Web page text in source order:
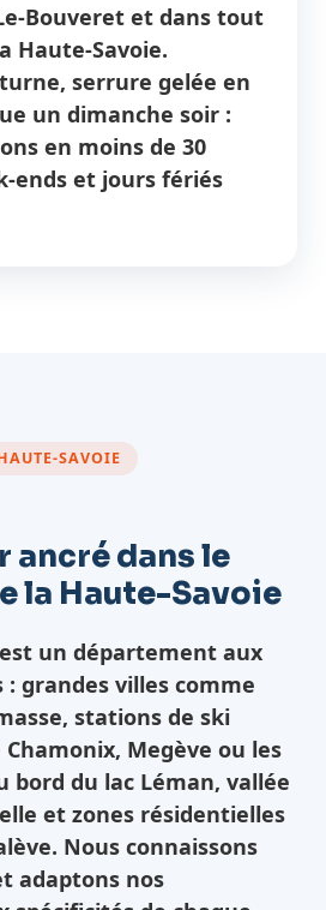
Bouveret et dans tout
Haute-Savoie.
serrure gelée en
un dimanche soir :
en moins de 30
ends et jours fériés
SAVOIE
ancré dans le
la Haute-Savoie
un département aux
grandes villes comme
stations de ski
Megève ou les
bord du lac Léman, vallée
et zones résidentielles
Nous connaissons
adaptons nos